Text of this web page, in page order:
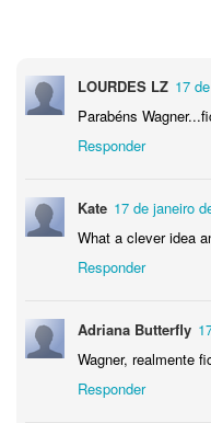
LOURDES LZ 17
Parabéns
Responder
Kate 17 de janeiro
What a clever idea
Responder
Adriana Butterfly
Wagner, realmente
Responder
Se quiser